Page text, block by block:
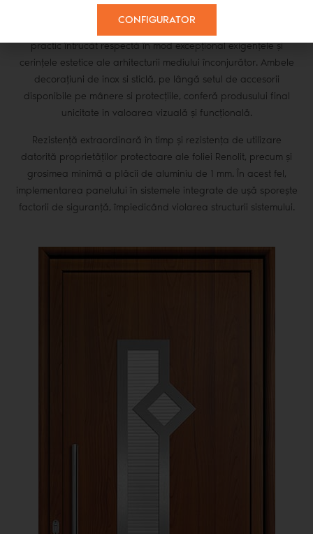
practic întrucât respectă în mod excepțional exigențele și
cerințele estetice ale arhitecturii mediului înconjurător. Ambele
decorațiuni de inox si sticlă, pe lângă setul de accesorii
disponibile pe mânere si protecțiile, conferă produsului final
unicitate in valoarea vizuală și funcțională.
Rezistență extraordinară în timp și rezistența de utilizare
datorită proprietăților protectoare ale foliei Renolit, precum și
grosimea minimă a plăcii de aluminiu de 1 mm. În acest fel,
implementarea panelului în sistemele integrate de ușă sporește
factorii de siguranță, împiedicând violarea structurii sistemului.
CONFIGURATOR